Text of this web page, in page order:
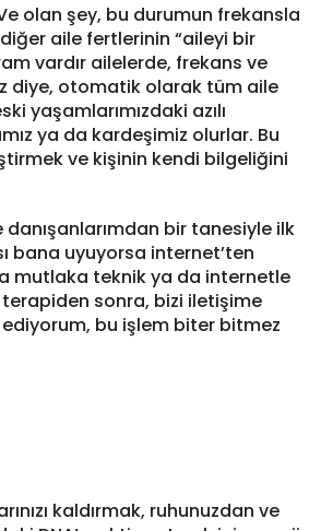
olan şey, bu durumun frekansla
aile fertlerinin “aileyi bir
vardır ailelerde, frekans ve
diye, otomatik olarak tüm aile
yaşamlarımızdaki azılı
ya da kardeşimiz olurlar. Bu
ve kişinin kendi bilgeliğini
bir tanesiyle ilk
bana uyuyorsa internet’ten
mutlaka teknik ya da internetle
terapiden sonra, bizi iletişime
bu işlem biter bitmez
kaldırmak, ruhunuzdan ve